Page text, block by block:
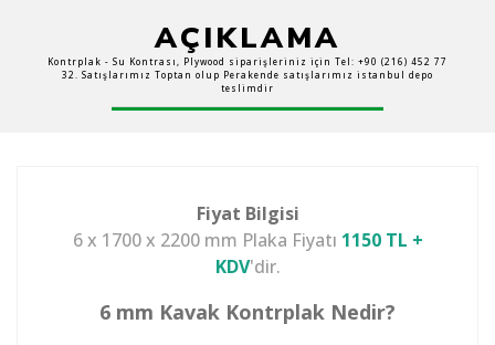
AÇIKLAMA
Kontrplak - Su Kontrası, Plywood siparişleriniz için Tel: +90 (216) 452 77
32. Satışlarımız Toptan olup Perakende satışlarımız istanbul depo
teslimdir
Fiyat Bilgisi
6 x 1700 x 2200 mm Plaka Fiyatı 1150 TL +
KDV'dir.
6 mm Kavak Kontrplak Nedir?